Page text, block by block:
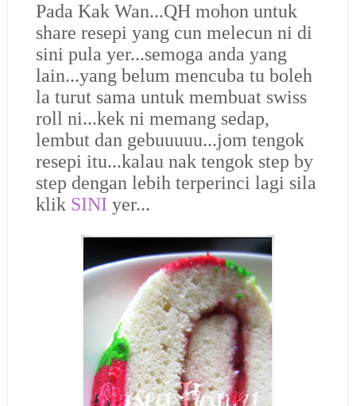
Pada Kak Wan...QH mohon untuk
share resepi yang cun melecun ni di
sini pula yer...semoga anda yang
lain...yang belum mencuba tu boleh
la turut sama untuk membuat swiss
roll ni...kek ni memang sedap,
lembut dan gebuuuuu...jom tengok
resepi itu...kalau nak tengok step by
step dengan lebih terperinci lagi sila
klik SINI yer...